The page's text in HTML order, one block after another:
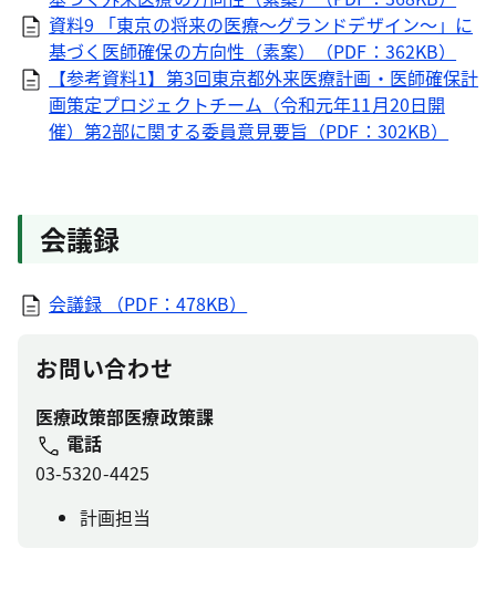
資料9 「東京の将来の医療～グランドデザイン～」に
基づく医師確保の方向性（素案）（PDF：362KB）
【参考資料1】第3回東京都外来医療計画・医師確保計
画策定プロジェクトチーム（令和元年11月20日開
催）第2部に関する委員意見要旨（PDF：302KB）
会議録
会議録 （PDF：478KB）
お問い合わせ
医療政策部医療政策課
電話
03-5320-4425
計画担当